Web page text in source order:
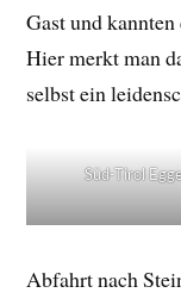
Gast und
Hier merkt man
selbst ein
Süd-Tirol
Abfahrt nach